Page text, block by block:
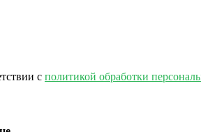
с политикой обработки